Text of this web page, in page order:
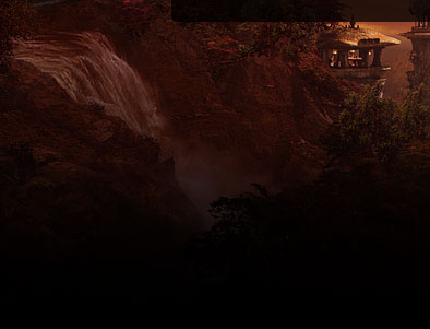
Utilisez l'adresse suivante pour accéder au calendrier des évènements